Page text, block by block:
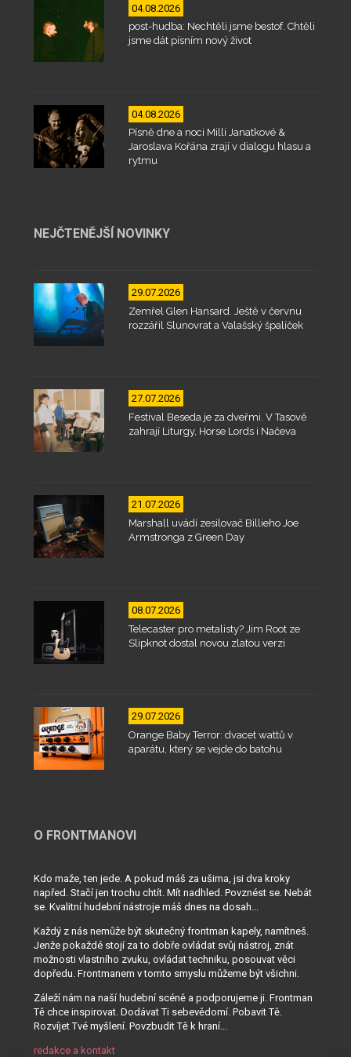
04.08.2026
post-hudba: Nechtěli jsme bestof. Chtěli
jsme dát písním nový život
04.08.2026
Písně dne a noci Milli Janatkové &
Jaroslava Kořána zrají v dialogu hlasu a
rytmu
NEJČTENĚJŠÍ NOVINKY
29.07.2026
Zemřel Glen Hansard. Ještě v červnu
rozzářil Slunovrat a Valašský špalíček
27.07.2026
Festival Beseda je za dveřmi. V Tasově
zahrají Liturgy, Horse Lords i Načeva
21.07.2026
Marshall uvádí zesilovač Billieho Joe
Armstronga z Green Day
08.07.2026
Telecaster pro metalisty? Jim Root ze
Slipknot dostal novou zlatou verzi
29.07.2026
Orange Baby Terror: dvacet wattů v
aparátu, který se vejde do batohu
O FRONTMANOVI
Kdo maže, ten jede. A pokud máš za ušima, jsi dva kroky
napřed. Stačí jen trochu chtít. Mít nadhled. Povznést se. Nebát
se. Kvalitní hudební nástroje máš dnes na dosah...
Každý z nás nemůže být skutečný frontman kapely, namítneš.
Jenže pokaždé stojí za to dobře ovládat svůj nástroj, znát
možnosti vlastního zvuku, ovládat techniku, posouvat věci
dopředu. Frontmanem v tomto smyslu můžeme být všichni.
Záleží nám na naší hudební scéně a podporujeme ji. Frontman
Tě chce inspirovat. Dodávat Ti sebevědomí. Pobavit Tě.
Rozvíjet Tvé myšlení. Povzbudit Tě k hraní...
redakce a kontakt